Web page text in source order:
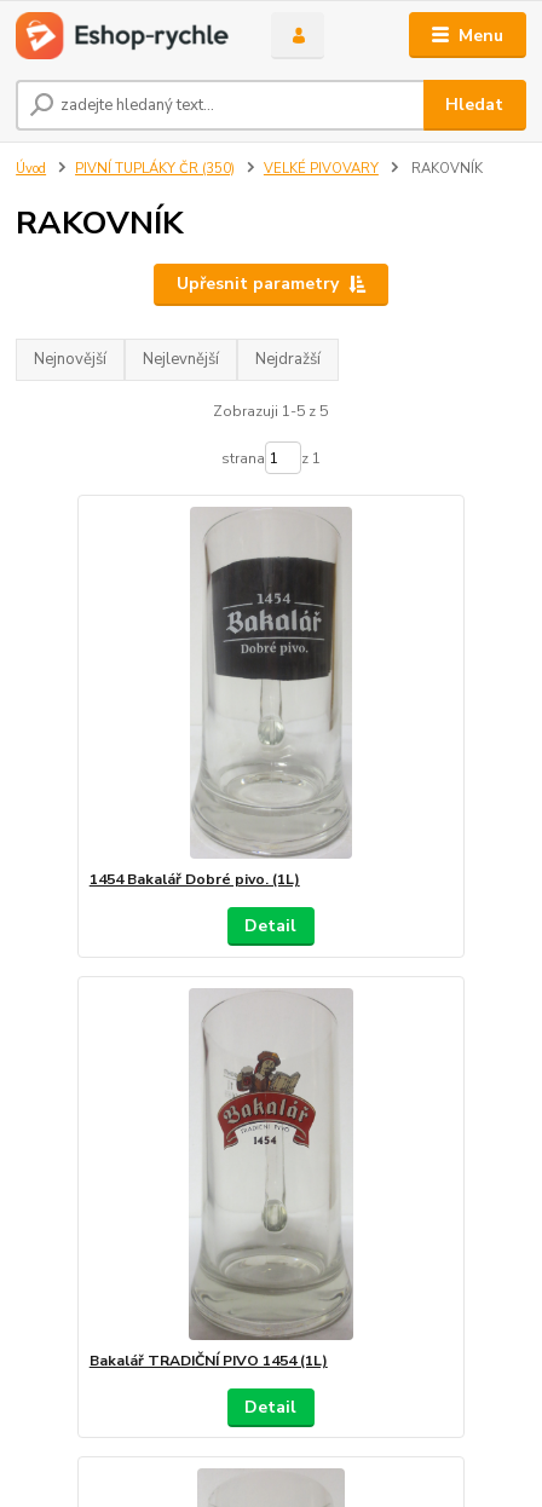
Menu
Hledat
Úvod PIVNÍ TUPLÁKY ČR (350) VELKÉ PIVOVARY RAKOVNÍK
RAKOVNÍK
Upřesnit parametry
Nejnovější Nejlevnější Nejdražší
Zobrazuji 1-5 z 5
strana z 1
1454 Bakalář Dobré pivo. (1L)
Detail
Bakalář TRADIČNÍ PIVO 1454 (1L)
Detail